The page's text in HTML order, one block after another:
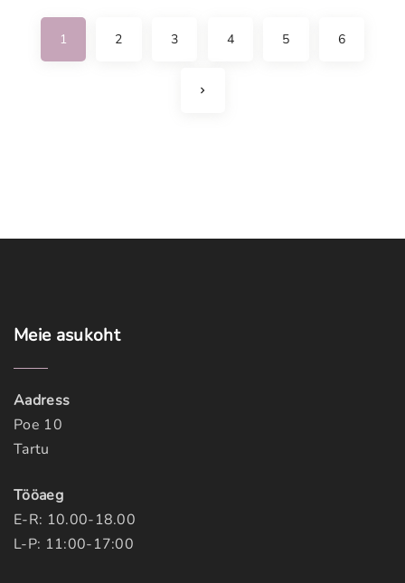
1 2 3 4 5 6
N
Meie asukoht
Aadress
Poe 10
Tartu
Tööaeg
E-R: 10.00-18.00
L-P: 11:00-17:00